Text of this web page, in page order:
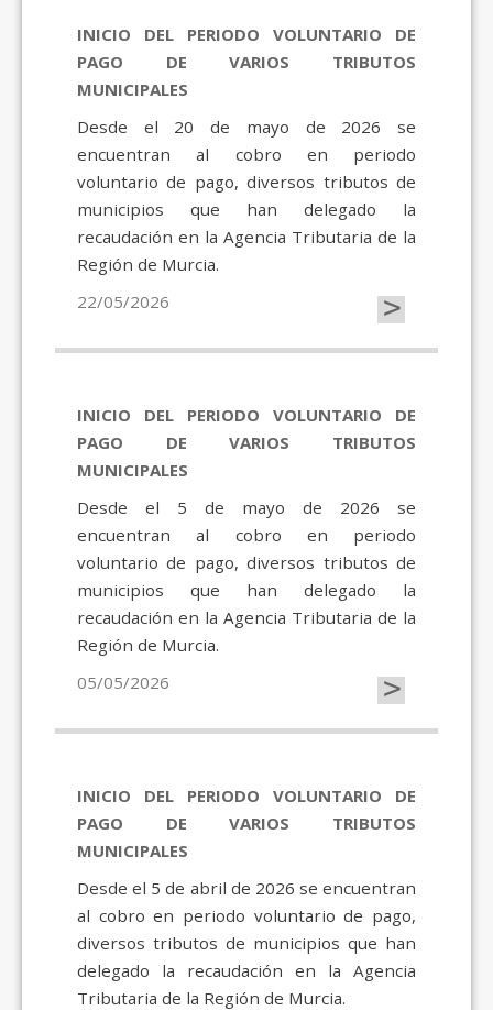
INICIO DEL PERIODO VOLUNTARIO DE
PAGO DE VARIOS TRIBUTOS
MUNICIPALES
Desde el 20 de mayo de 2026 se
encuentran al cobro en periodo
voluntario de pago, diversos tributos de
municipios que han delegado la
recaudación en la Agencia Tributaria de la
Región de Murcia.
22/05/2026
>
INICIO DEL PERIODO VOLUNTARIO DE
PAGO DE VARIOS TRIBUTOS
MUNICIPALES
Desde el 5 de mayo de 2026 se
encuentran al cobro en periodo
voluntario de pago, diversos tributos de
municipios que han delegado la
recaudación en la Agencia Tributaria de la
Región de Murcia.
05/05/2026
>
INICIO DEL PERIODO VOLUNTARIO DE
PAGO DE VARIOS TRIBUTOS
MUNICIPALES
Desde el 5 de abril de 2026 se encuentran
al cobro en periodo voluntario de pago,
diversos tributos de municipios que han
delegado la recaudación en la Agencia
Tributaria de la Región de Murcia.